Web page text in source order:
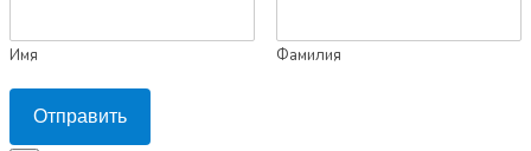
Имя Фамилия
Отправить